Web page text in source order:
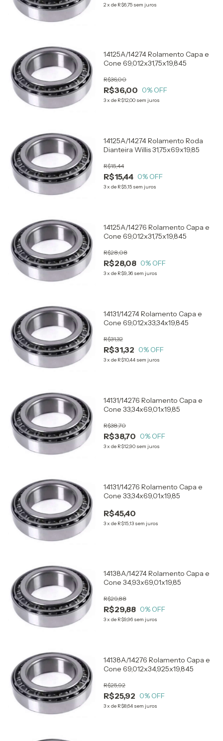
2x de R$6,75 sem juros
14125A/14274 Rolamento Capa e
Cone 69,012x31,75x19,845
R$36,00
R$36,00
0% OFF
3x de R$12,00 sem juros
14125A/14274 Rolamento Roda
Dianteira Willis 31,75x69x19,85
R$15,44
R$15,44
0% OFF
3x de R$5,15 sem juros
14125A/14276 Rolamento Capa e
Cone 69,012x31,75x19,845
R$28,08
R$28,08
0% OFF
3x de R$9,36 sem juros
14131/14274 Rolamento Capa e
Cone 69,012x33,34x19,845
R$31,32
R$31,32
0% OFF
3x de R$10,44 sem juros
14131/14276 Rolamento Capa e
Cone 33,34x69,01x19,85
R$38,70
R$38,70
0% OFF
3x de R$12,90 sem juros
14131/14276 Rolamento Capa e
Cone 33,34x69,01x19,85
R$45,40
3x de R$15,13 sem juros
14138A/14274 Rolamento Capa e
Cone 34,93x69,01x19,85
R$29,88
R$29,88
0% OFF
3x de R$9,96 sem juros
14138A/14276 Rolamento Capa e
Cone 69,012x34,925x19,845
R$25,92
R$25,92
0% OFF
3x de R$8,64 sem juros